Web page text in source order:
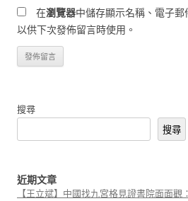
在瀏覽器中儲存顯示名稱、電子郵
以供下次發佈留言時使用。
搜尋
搜尋
近期文章
【王立斌】中國找九宮格見證書院面面